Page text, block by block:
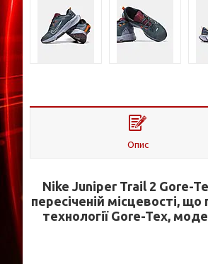
Опис
Nike Juniper Trail 2 Gore-
пересіченій місцевості,
технології Gore-Tex,